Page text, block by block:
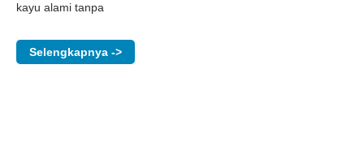
kayu alami tanpa
Selengkapnya ->